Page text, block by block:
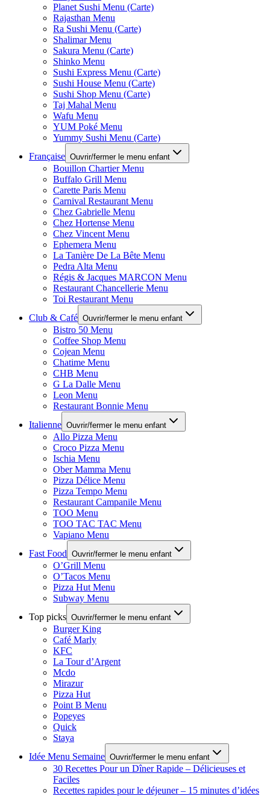
Planet Sushi Menu (Carte)
Rajasthan Menu
Ra Sushi Menu (Carte)
Shalimar Menu
Sakura Menu (Carte)
Shinko Menu
Sushi Express Menu (Carte)
Sushi House Menu (Carte)
Sushi Shop Menu (Carte)
Taj Mahal Menu
Wafu Menu
YUM Poké Menu
Yummy Sushi Menu (Carte)
Française Ouvrir/fermer le menu enfant
Bouillon Chartier Menu
Buffalo Grill Menu
Carette Paris Menu
Carnival Restaurant Menu
Chez Gabrielle Menu
Chez Hortense Menu
Chez Vincent Menu
Ephemera Menu
La Tanière De La Bête Menu
Pedra Alta Menu
Régis & Jacques MARCON Menu
Restaurant Chancellerie Menu
Toi Restaurant Menu
Club & Café Ouvrir/fermer le menu enfant
Bistro 50 Menu
Coffee Shop Menu
Cojean Menu
Chatime Menu
CHB Menu
G La Dalle Menu
Leon Menu
Restaurant Bonnie Menu
Italienne Ouvrir/fermer le menu enfant
Allo Pizza Menu
Croco Pizza Menu
Ischia Menu
Ober Mamma Menu
Pizza Délice Menu
Pizza Tempo Menu
Restaurant Campanile Menu
TOO Menu
TOO TAC TAC Menu
Vapiano Menu
Fast Food Ouvrir/fermer le menu enfant
O’Grill Menu
O’Tacos Menu
Pizza Hut Menu
Subway Menu
Top picks Ouvrir/fermer le menu enfant
Burger King
Café Marly
KFC
La Tour d’Argent
Mcdo
Mirazur
Pizza Hut
Point B Menu
Popeyes
Quick
Staya
Idée Menu Semaine Ouvrir/fermer le menu enfant
30 Recettes Pour un Dîner Rapide – Délicieuses et
Faciles
Recettes rapides pour le déjeuner – 15 minutes d’idées